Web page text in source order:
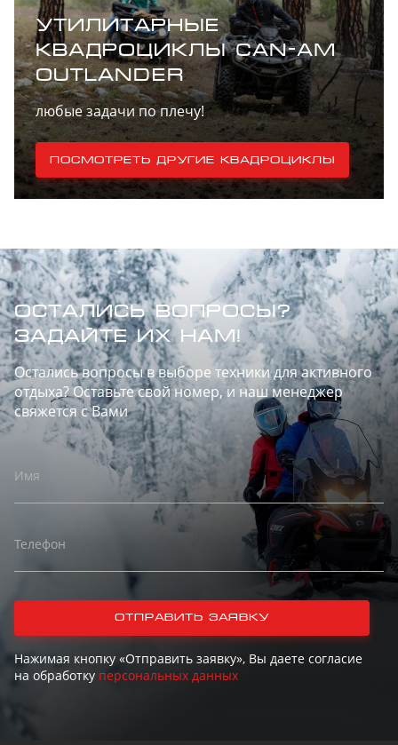
Функциональные
особенности
квадроциклов
категории «T»
-
УТИЛИТАРНЫЕ
КВАДРОЦИКЛЫ CAN-AM
OUTLANDER
любые задачи по плечу!
Посмотреть другие квадроциклы
ОСТАЛИСЬ ВОПРОСЫ?
ЗАДАЙТЕ ИХ НАМ!
Остались вопросы в выборе техники для активного
отдыха? Оставьте свой номер, и наш менеджер
свяжется с Вами
Имя
Телефон
отправить заявку
Нажимая кнопку «Отправить заявку», Вы даете согласие
на обработку персональных данных